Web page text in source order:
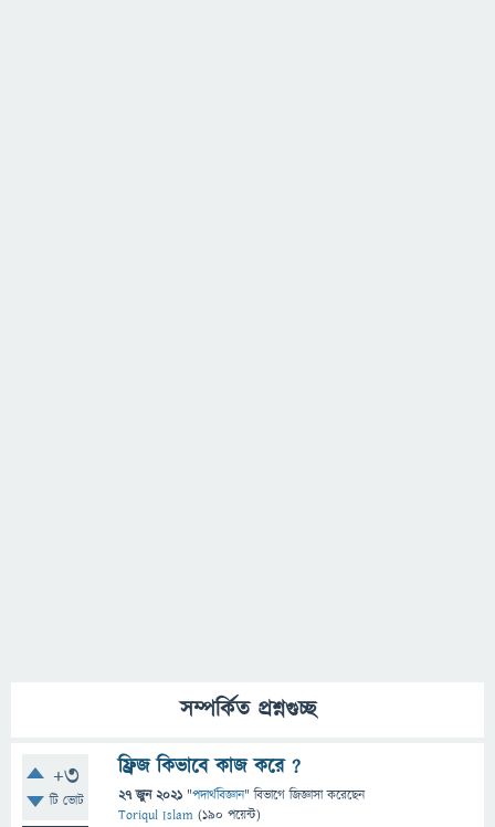
সম্পর্কিত প্রশ্নগুচ্ছ
+3
টি ভোট
ফ্রিজ কিভাবে কাজ করে ?
27 জুন 2021 "পদার্থবিজ্ঞান" বিভাগে জিজ্ঞাসাকরেছেন
Toriqul Islam (190 পয়েন্ট)